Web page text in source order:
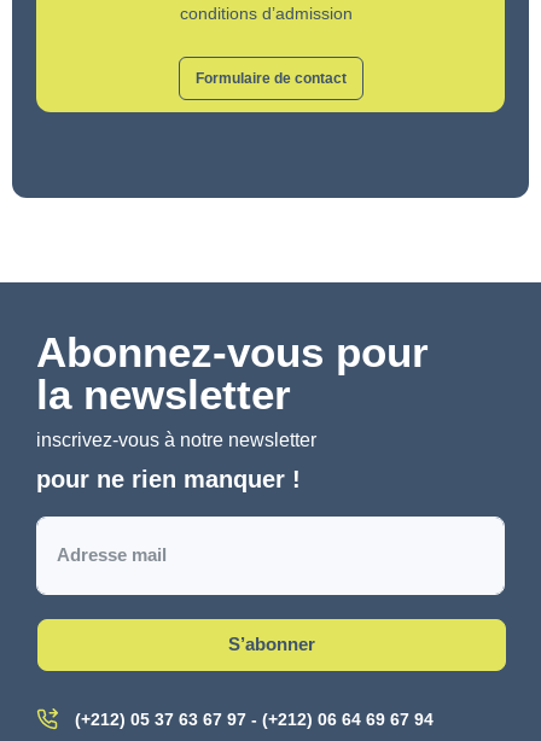
conditions d’admission
Formulaire de contact
Abonnez-vous pour
la newsletter
inscrivez-vous à notre newsletter
pour ne rien manquer !
S’abonner
(+212) 05 37 63 67 97 - (+212) 06 64 69 67 94